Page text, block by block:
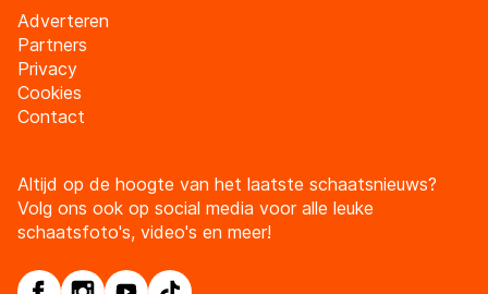
Adverteren
Partners
Privacy
Cookies
Contact
Altijd op de hoogte van het laatste schaatsnieuws?
Volg ons ook op social media voor alle leuke
schaatsfoto's, video's en meer!